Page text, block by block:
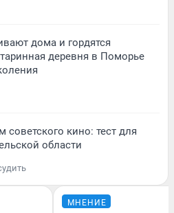
дома и гордятся
деревня в Поморье
советского кино: тест для
области
МНЕНИЕ